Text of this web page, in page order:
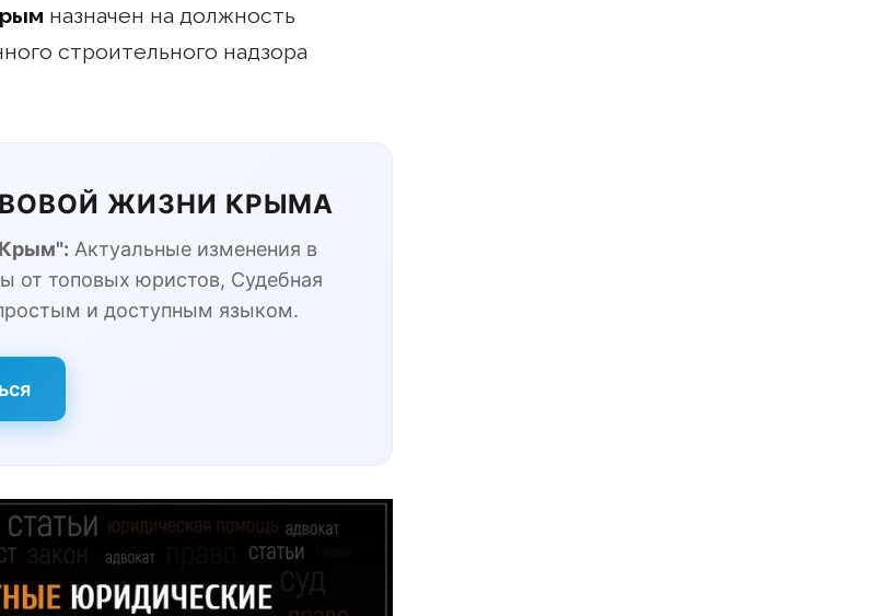
назначен на должность
строительного надзора
ЖИЗНИ КРЫМА
Крым": Актуальные изменения в
от топовых юристов, Судебная
и доступным языком.